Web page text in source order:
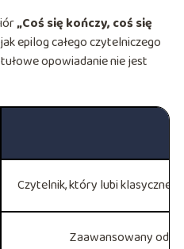
„Coś się kończy, coś się
epilog całego czytelniczego
opowiadanie nie jest
Czytelnik, który lubi klasyczne
Zaawansowany